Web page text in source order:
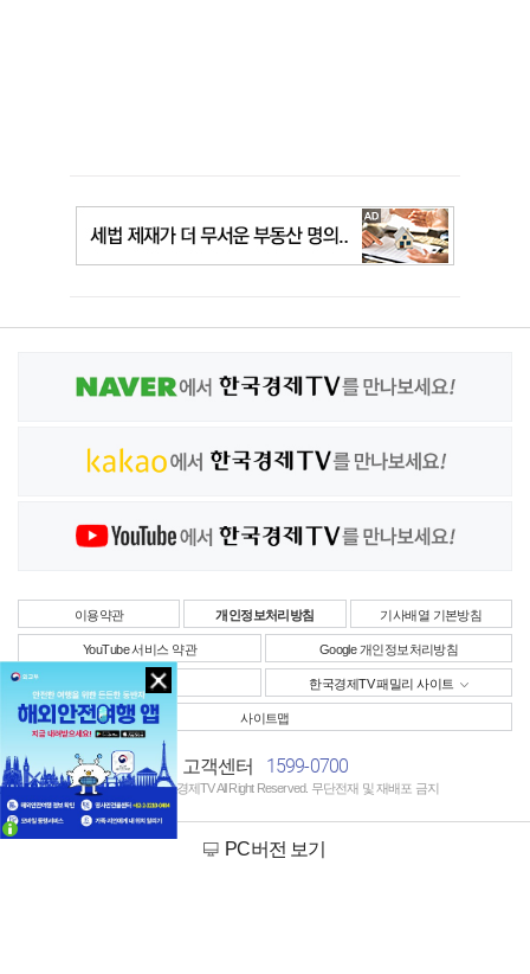
이용약관 개인정보처리방침 기사배열 기본방침
YouTube 서비스 약관 Google 개인정보처리방침
사업자정보 한국경제TV 패밀리 사이트
사이트맵
고객센터 1599-0700
Copyright © 한국경제TV All Right Reserved. 무단전재 및 재배포 금지
PC버전 보기